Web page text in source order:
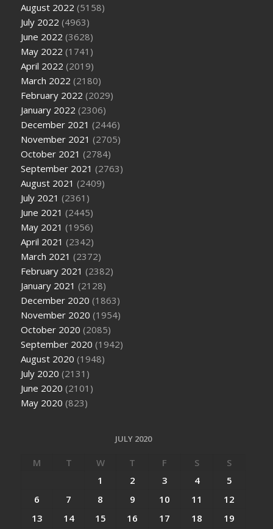
August 2022 (5158)
July 2022 (4963)
June 2022 (3628)
May 2022 (1741)
April 2022 (2019)
March 2022 (2180)
February 2022 (2029)
January 2022 (2306)
December 2021 (2446)
November 2021 (2705)
October 2021 (2784)
September 2021 (2763)
August 2021 (2409)
July 2021 (2361)
June 2021 (2445)
May 2021 (1956)
April 2021 (2342)
March 2021 (2372)
February 2021 (2382)
January 2021 (2128)
December 2020 (1863)
November 2020 (1954)
October 2020 (2085)
September 2020 (1942)
August 2020 (1948)
July 2020 (2131)
June 2020 (2101)
May 2020 (823)
JULY 2020
M T W T F S
S
1
2 3 4
5
6
7 8 9 10 11
12
13
14 15 16 17 18
19